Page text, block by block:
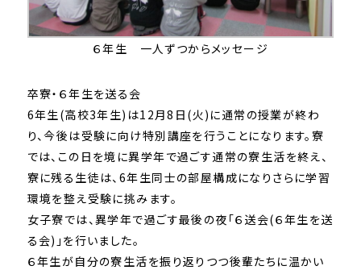
６年生 一人ずつからメッセージ
卒寮・６年生を送る会
6年生(高校3年生)は12月8日(火)に通常の授業が終わ
り、今後は受験に向け特別講座を行うことになります。寮
では、この日を境に異学年で過ごす通常の寮生活を終え、
寮に残る生徒は、6年生同士の部屋構成になりさらに学習
環境を整え受験に挑みます。
女子寮では、異学年で過ごす最後の夜「６送会(６年生を送
る会)」を行いました。
６年生が自分の寮生活を振り返りつつ後輩たちに温かい